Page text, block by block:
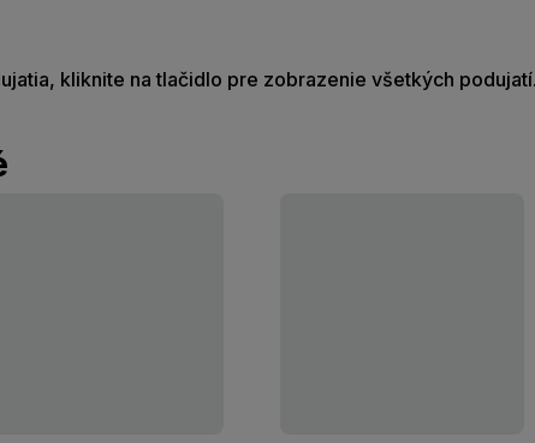
kliknite na tlačidlo pre zobrazenie všetkých podujatí.